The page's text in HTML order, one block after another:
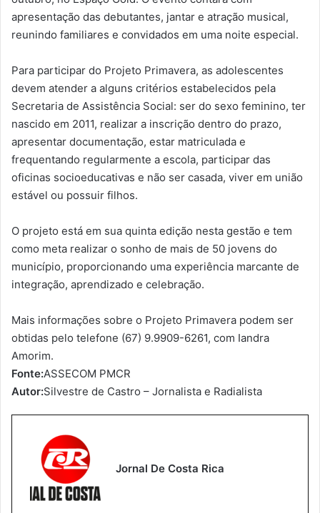
apresentação das debutantes, jantar e atração musical,
reunindo familiares e convidados em uma noite especial.
Para participar do Projeto Primavera, as adolescentes
devem atender a alguns critérios estabelecidos pela
Secretaria de Assistência Social: ser do sexo feminino, ter
nascido em 2011, realizar a inscrição dentro do prazo,
apresentar documentação, estar matriculada e
frequentando regularmente a escola, participar das
oficinas socioeducativas e não ser casada, viver em união
estável ou possuir filhos.
O projeto está em sua quinta edição nesta gestão e tem
como meta realizar o sonho de mais de 50 jovens do
município, proporcionando uma experiência marcante de
integração, aprendizado e celebração.
Mais informações sobre o Projeto Primavera podem ser
obtidas pelo telefone (67) 9.9909-6261, com Iandra
Amorim.
Fonte:ASSECOM PMCR
Autor:Silvestre de Castro – Jornalista e Radialista
Jornal De Costa Rica